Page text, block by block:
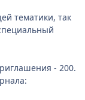
тематики, так
- 200.